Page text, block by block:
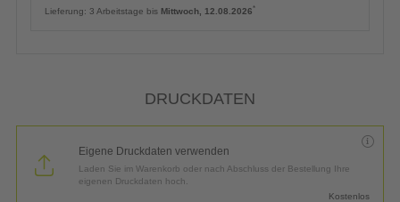
Lieferung: 3 Arbeitstage bis Mittwoch, 12.08.2026*
DRUCKDATEN
Eigene Druckdaten verwenden
Laden Sie im Warenkorb oder nach Abschluss der Bestellung Ihre
eigenen Druckdaten hoch.
Kostenlos